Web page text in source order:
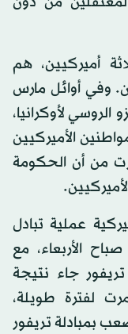
أميركيين، هم
وفي أوائل مارس
الروسي لأوكرانيا،
الأميركيين
من أن الحكومة
عملية تبادل
الأربعاء، مع
جاء نتيجة
لفترة طويلة،
بمبادلة تريفور